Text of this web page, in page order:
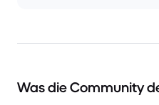
Was die Community